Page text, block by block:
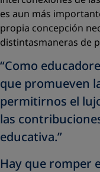
es aun más
propia concepción
distintasmaneras de
“Como
que promueven
permitirnos el
las
educativa.”
Hay que romper